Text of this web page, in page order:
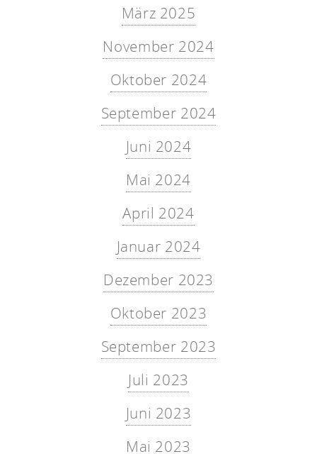
März 2025
November 2024
Oktober 2024
September 2024
Juni 2024
Mai 2024
April 2024
Januar 2024
Dezember 2023
Oktober 2023
September 2023
Juli 2023
Juni 2023
Mai 2023